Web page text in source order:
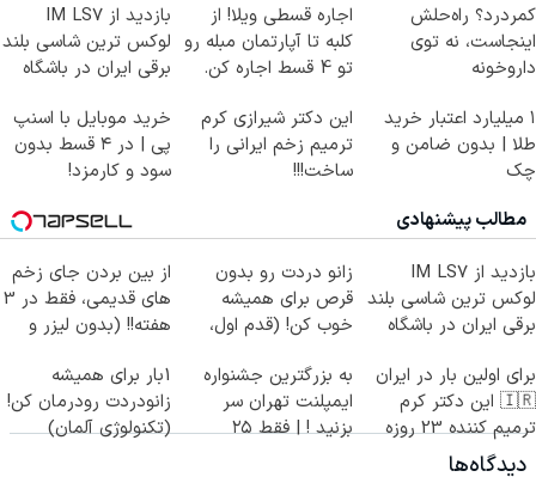
کمردرد؟ راه‌حلش
اینجاست، نه توی
داروخونه
اجاره‌ قسطی ویلا! از
کلبه تا آپارتمان مبله رو
تو 4 قسط اجاره کن.
بازدید از IM LS7
لوکس ترین شاسی بلند
برقی ایران در باشگاه
۱ میلیارد اعتبار خرید
طلا | بدون ضامن و
چک
این دکتر شیرازی کرم
ترمیم زخم ایرانی را
ساخت!!!
خرید موبایل با اسنپ
پی | در ۴ قسط بدون
سود و کارمزد!
مطالب پیشنهادی
بازدید از IM LS7
لوکس ترین شاسی بلند
برقی ایران در باشگاه
زانو دردت رو بدون
قرص برای همیشه
خوب کن! (قدم اول،
از بین بردن جای زخم
های قدیمی، فقط در 3
هفته!! (بدون لیزر و
برای اولین بار در ایران
🇮🇷 این دکتر کرم
ترمیم کننده 23 روزه
ساخت!
به بزرگترین جشنواره
ایمپلنت تهران سر
بزنید ! | فقط ۲۵
1بار برای همیشه
زانودردت رودرمان کن!
(تکنولوژی آلمان)
دیدگاه‌ها